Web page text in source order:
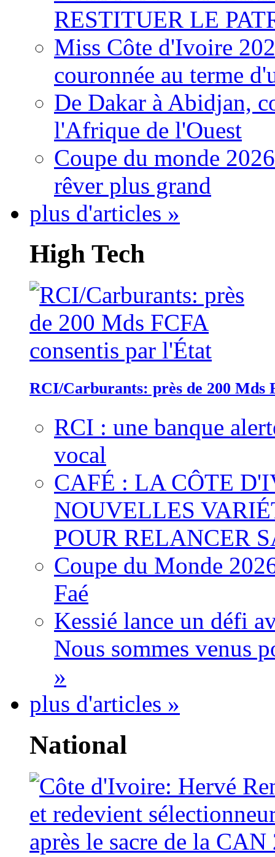
RESTITUER LE
Miss Côte d'Ivoire
couronnée au terme
De Dakar à Abidjan,
l'Afrique de l'Ouest
Coupe du monde
rêver plus grand
plus d'articles »
High Tech
RCI/Carburants: près de 200 Mds
RCI : une banque
vocal
CAFÉ : LA CÔTE
NOUVELLES
POUR RELANCER
Coupe du Monde
Faé
Kessié lance un défi
Nous sommes venus
»
plus d'articles »
National